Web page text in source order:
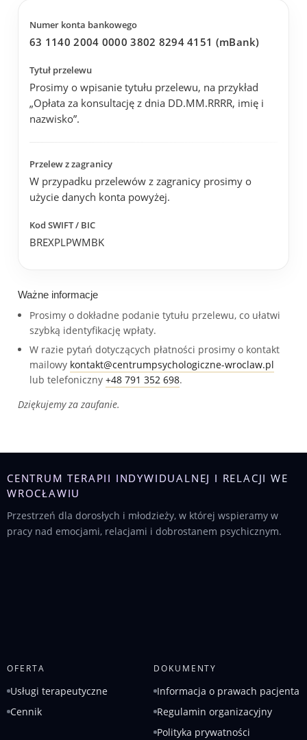
Numer konta bankowego
63 1140 2004 0000 3802 8294 4151 (mBank)
Tytuł przelewu
Prosimy o wpisanie tytułu przelewu, na przykład
„Opłata za konsultację z dnia DD.MM.RRRR, imię i
nazwisko”.
Przelew z zagranicy
W przypadku przelewów z zagranicy prosimy o
użycie danych konta powyżej.
Kod SWIFT / BIC
BREXPLPWMBK
Ważne informacje
Prosimy o dokładne podanie tytułu przelewu, co ułatwi
szybką identyfikację wpłaty.
W razie pytań dotyczących płatności prosimy o kontakt
mailowy kontakt@centrumpsychologiczne-wroclaw.pl
lub telefoniczny +48 791 352 698.
Dziękujemy za zaufanie.
CENTRUM TERAPII INDYWIDUALNEJ I RELACJI WE
WROCŁAWIU
Przestrzeń dla dorosłych i młodzieży, w której wspieramy w
pracy nad emocjami, relacjami i dobrostanem psychicznym.
OFERTA
Usługi terapeutyczne
Cennik
DOKUMENTY
Informacja o prawach pacjenta
Regulamin organizacyjny
Polityka prywatności